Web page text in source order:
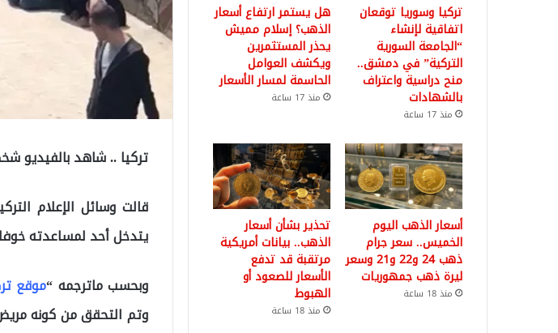
تركيا .. شاهد بالفيديو
قالت وسائل الإعلام
يتدخل أحد لمساعدته
وبحسب ماترجمه “موقع
وتم التحقق من كونه
تركيا وسوريا توقعان
اتفاقية لإنشاء
“الجامعة السورية
التركية” في دمشق..
منح دراسية واعتراف
بالشهادات
منذ 17 ساعة
هل يستمر ارتفاع أسعار
الذهب؟ إسلام مميش
يحذر المستثمرين
ويكشف العوامل
الحاسمة لمسار الأسعار
منذ 17 ساعة
أسعار الذهب اليوم
الخميس.. سعر جرام
ذهب 24 و22 و21 وسعر
ليرة ذهب جمهوريات
منذ 18 ساعة
تحذير بشأن أسعار
الذهب.. بيانات أمريكية
مرتقبة قد تدفع
الأسعار للصعود أو
الهبوط
منذ 18 ساعة